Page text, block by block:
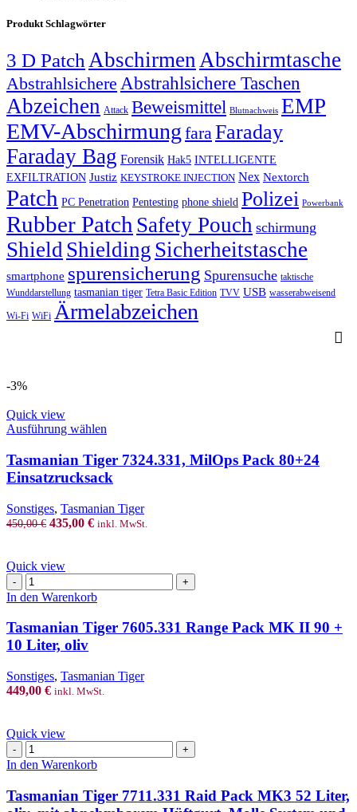
Produkt Schlagwörter
3 D Patch AbschirmenAbschirmtasche
Abstrahlsichere Abstrahlsichere Taschen
Abzeichen Attack Beweismittel Blutnachweis EMP
EMV-Abschirmung faraFaraday
Faraday Bag Forensik Hak5 INTELLIGENTE
EXFILTRATION Justiz KEYSTROKE INJECTION Nex Nextorch
Patch PC Penetration Pentesting phone shield Polizei Powerbank
Rubber Patch Safety Pouch schirmung
ShieldShielding Sicherheitstasche
smartphone spurensicherung Spurensuche taktische
Wunddarstellung tasmanian tiger Tetra Basic Edition TVV USB wasserabweisend
Wi-Fi WiFi Ärmelabzeichen
-3%
Quick view
Ausführung wählen
has
multiple
variants.
options
may
on
Tasmanian Tiger 7324.331, MilOps Pack 80+24
Einsatzrucksack
Sonstiges, Tasmanian Tiger
450,00€ Original
450,00 €.
435,00 €Current
inkl. MwSt.
Quick view
Tasmanian
Tiger
Range
Pack
MK
90
+
oliv
Menge
In den Warenkorb
Tasmanian Tiger 7605.331 Range Pack MK II 90 +
10 Liter, oliv
Sonstiges, Tasmanian Tiger
449,00 € inkl. MwSt.
Quick view
Tasmanian
Tiger
Pack
In den Warenkorb
Tasmanian Tiger 7711.331 Raid Pack MK3 52 Liter,